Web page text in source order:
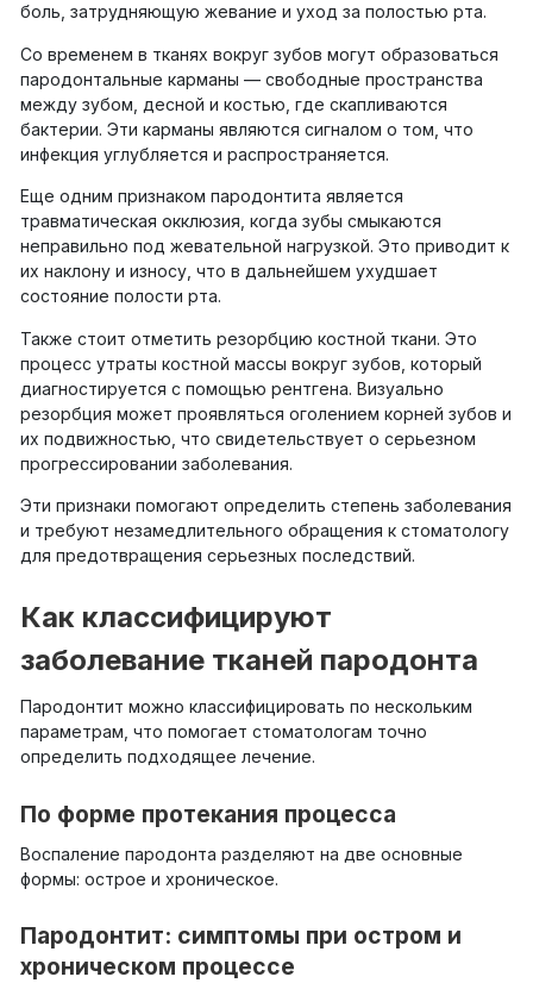
боль, затрудняющую жевание и уход за полостью рта.
Со временем в тканях вокруг зубов могут образоваться
пародонтальные карманы — свободные пространства
между зубом, десной и костью, где скапливаются
бактерии. Эти карманы являются сигналом о том, что
инфекция углубляется и распространяется.
Еще одним признаком пародонтита является
травматическая окклюзия, когда зубы смыкаются
неправильно под жевательной нагрузкой. Это приводит к
их наклону и износу, что в дальнейшем ухудшает
состояние полости рта.
Также стоит отметить резорбцию костной ткани. Это
процесс утраты костной массы вокруг зубов, который
диагностируется с помощью рентгена. Визуально
резорбция может проявляться оголением корней зубов и
их подвижностью, что свидетельствует о серьезном
прогрессировании заболевания.
Эти признаки помогают определить степень заболевания
и требуют незамедлительного обращения к стоматологу
для предотвращения серьезных последствий.
Как классифицируют
заболевание тканей пародонта
Пародонтит можно классифицировать по нескольким
параметрам, что помогает стоматологам точно
определить подходящее лечение.
По форме протекания процесса
Воспаление пародонта разделяют на две основные
формы: острое и хроническое.
Пародонтит: симптомы при остром и
хроническом процессе